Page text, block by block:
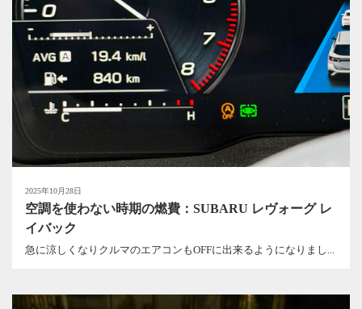
2025年10月28日
空調を使わない時期の燃費：SUBARU レヴォーグ レ
イバック
急に涼しくなりクルマのエアコンもOFFに出来るようになりまし...